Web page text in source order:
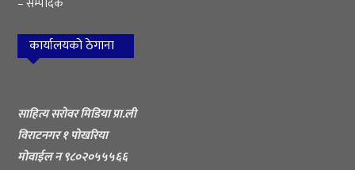
कार्यालयको ठेगाना
साहित्य सरोवर मिडिया प्रा.ली
विराटनगर १ पोखरिया
मोवाईल न ९८०२०५५५६६